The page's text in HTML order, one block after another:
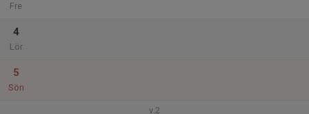
Fre
4
Lör
5
Sön
v.2